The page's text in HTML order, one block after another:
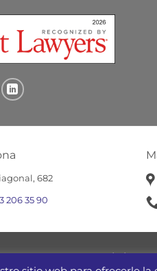
682
206 35 90
ADMINISTRATIF SOCIÉTÉS ET